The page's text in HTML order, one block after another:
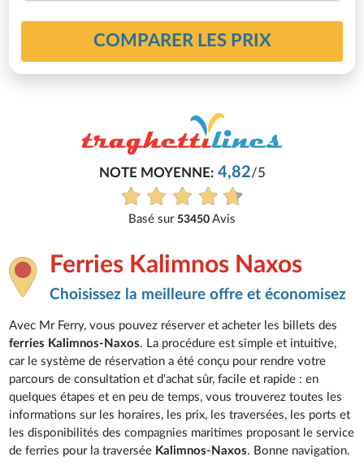
COMPARER LES PRIX
NOTE MOYENNE:4,82/5
Basé sur 53450 Avis
Ferries Kalimnos Naxos
Choisissez la meilleure offre et économisez
Avec Mr Ferry, vous pouvez réserver et acheter les billets des
ferries Kalimnos-Naxos. La procédure est simple et intuitive,
car le système de réservation a été conçu pour rendre votre
parcours de consultation et d'achat sûr, facile et rapide : en
quelques étapes et en peu de temps, vous trouverez toutes les
informations sur les horaires, les prix, les traversées, les ports et
les disponibilités des compagnies maritimes proposant le service
de ferries pour la traversée Kalimnos-Naxos. Bonne navigation.